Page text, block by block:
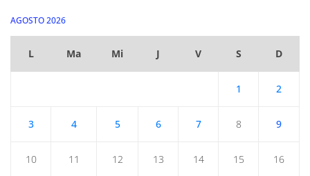
AGOSTO 2026
L Ma Mi J V S D
1 2
3 4 5 6 7 8 9
10 11 12 13 14 15 16